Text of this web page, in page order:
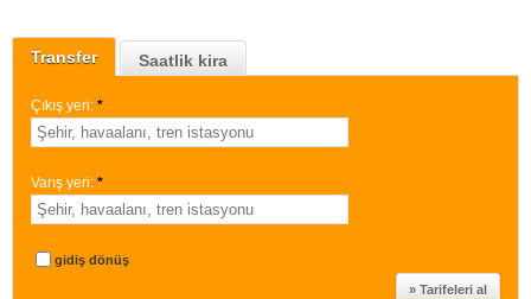
Transfer Saatlik kira
Çıkış yeri: *
Varış yeri: *
gidiş dönüş